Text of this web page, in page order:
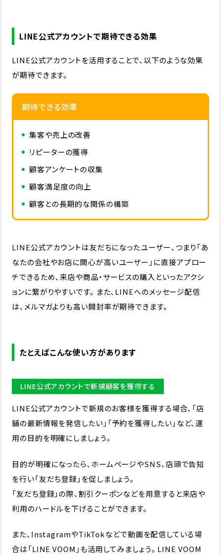
LINE公式アカウントで期待できる効果
LINE公式アカウントを活用することで、以下のような効果
が期待できます。
期待できる効果
集客や売上の改善
リピーターの獲得
顧客アンケートの収集
顧客満足度の向上
顧客との長期的な関係の構築
LINE公式アカウントは友だちになったユーザー、つまり「あ
なたの会社やお店に関心が高いユーザー」に直接アプロー
チできるため、来店や商品・サービスの購入といったアクシ
ョンに繋がりやすいです。 また、LINEへのメッセージ配信
は、メルマガよりも高い開封率が期待できます。
たとえばこんな使い方があります
LINE公式アカウントで新規顧客を獲得する
LINE公式アカウントで新規のお客様を獲得する場合、「店
舗の最新情報を発信したい」「予約を獲得したい」など、運
用の目的を明確にしましょう。
目的が明確になったら、ホームページやSNS、店頭で告知
を行い「友だち登録」を促しましょう。
「友だち登録」の際、割引クーポンなどを用意すると来店や
利用のハードルを下げることができます。
また、InstagramやTikTokなどで動画を配信している場
合は「LINE VOOM」も活用してみましょう。 LINE VOOM